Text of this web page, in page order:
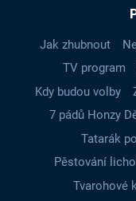
Jak zhubnout
TV program
Kdy budou volby
7 pádů Honzy
Tatarák
Pěstování
Tvarohové